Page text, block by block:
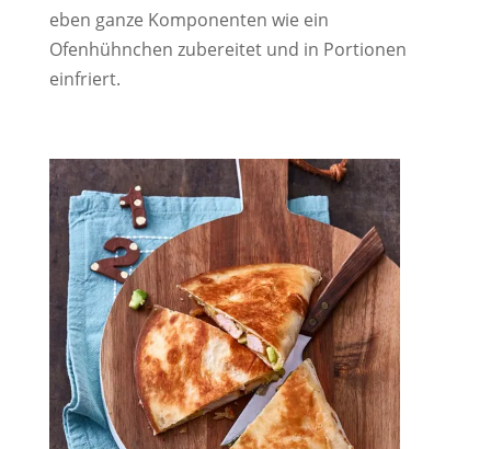
eben ganze Komponenten wie ein
Ofenhühnchen zubereitet und in Portionen
einfriert.